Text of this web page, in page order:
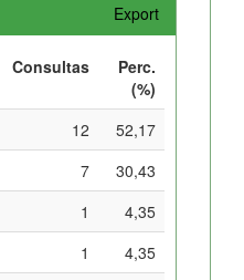
Export
Consultas
Perc.
(%)
12
52,17
7
30,43
1
4,35
1
4,35